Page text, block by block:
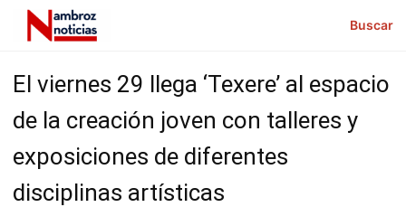
Buscar
El viernes 29 llega ‘Texere’ al espacio
de la creación joven con talleres y
exposiciones de diferentes
disciplinas artísticas